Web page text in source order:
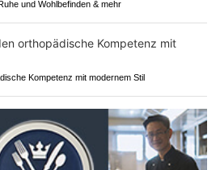
und Wohlbefinden & mehr
Kompetenz mit modernem Stil